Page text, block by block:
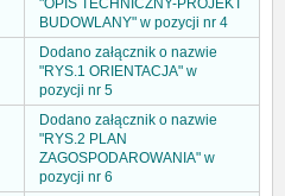
"OPIS TECHNICZNY-PROJEKT
BUDOWLANY" w pozycji nr 4
Dodano załącznik o nazwie
"RYS.1 ORIENTACJA" w
pozycji nr 5
Dodano załącznik o nazwie
"RYS.2 PLAN
ZAGOSPODAROWANIA" w
pozycji nr 6